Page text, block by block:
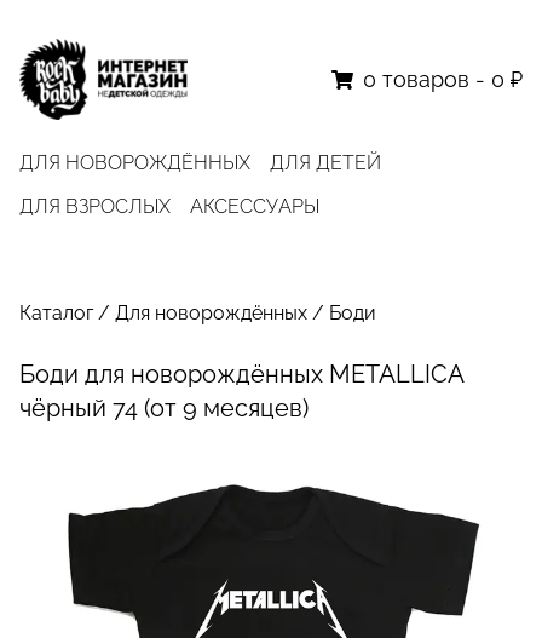
ДЛЯ НОВОРОЖДЁННЫХ
ДЛЯ ДЕТЕЙ
ДЛЯ ВЗРОСЛЫХ
АКСЕССУАРЫ
0 товаров - 0 ₽
Каталог/ Для новорождённых / Боди
Боди для новорождённых METALLICA
чёрный 74 (от 9 месяцев)